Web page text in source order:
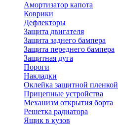
Амортизатор капота
Коврики
Дефлекторы
Защита двигателя
Защита заднего бампера
Защита переднего бампера
Защитная дуга
Пороги
Накладки
Оклейка защитной пленкой
Прицепные устройства
Механизм открытия борта
Решетка радиатора
Ящик в кузов